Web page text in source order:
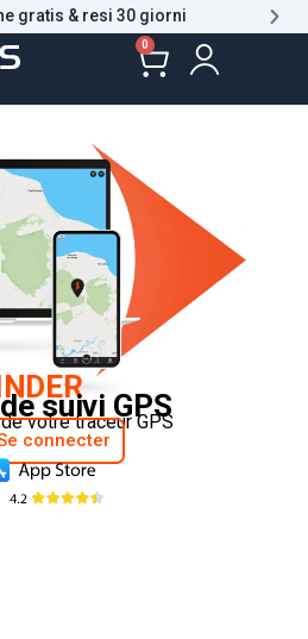
gratis & resi 30 giorni
0
suivi GPS
votre traceur GPS
connecter